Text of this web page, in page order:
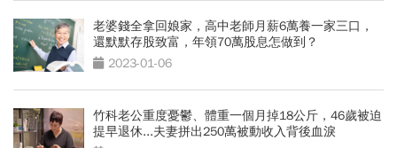
老婆錢全拿回娘家，高中老師月薪6萬養一家三口，
還默默存股致富，年領70萬股息怎做到？
2023-01-06
竹科老公重度憂鬱、體重一個月掉18公斤，46歲被迫
提早退休...夫妻拼出250萬被動收入背後血淚